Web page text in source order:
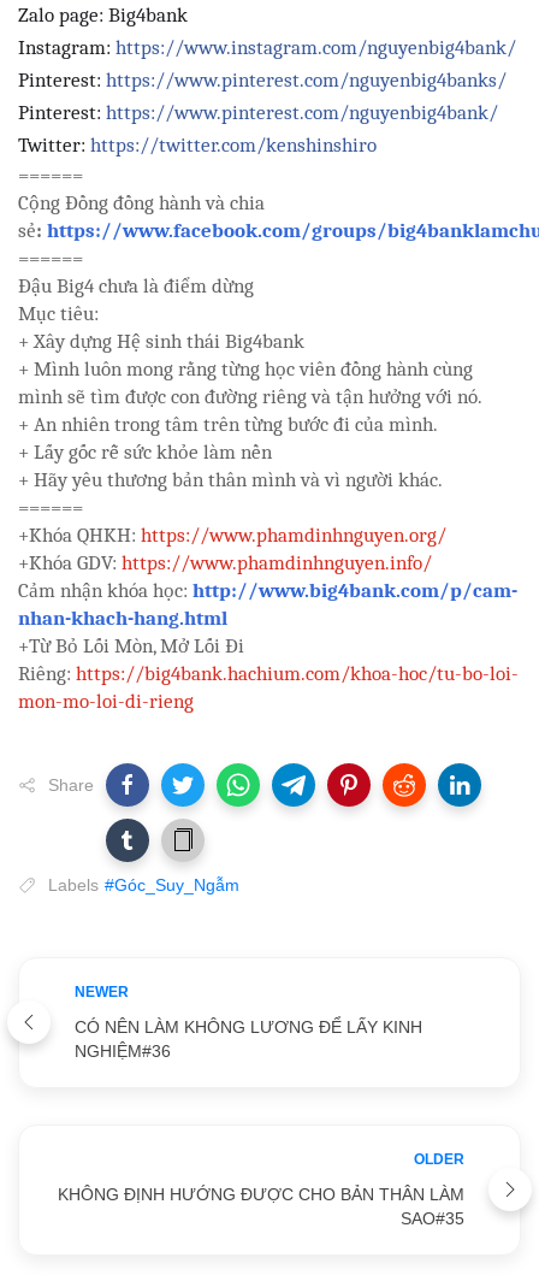
Zalo page: Big4bank
Instagram: https://www.instagram.com/nguyenbig4bank/
Pinterest: https://www.pinterest.com/nguyenbig4banks/
Pinterest: https://www.pinterest.com/nguyenbig4bank/
Twitter: https://twitter.com/kenshinshiro
======
Cộng Đồng đồng hành và chia
sẻ: https://www.facebook.com/groups/
======
Đậu Big4 chưa là điểm dừng
Mục tiêu:
+ Xây dựng Hệ sinh thái Big4bank
+ Mình luôn mong rằng từng học viên đồng hành cùng
mình sẽ tìm được con đường riêng và tận hưởng với nó.
+ An nhiên trong tâm trên từng bước đi của mình.
+ Lấy gốc rễ sức khỏe làm nền
+ Hãy yêu thương bản thân mình và vì người khác.
======
+Khóa QHKH: https://www.phamdinhnguyen.org/
+Khóa GDV: https://www.phamdinhnguyen.info/
Cảm nhận khóa học: http://www.big4bank.com/p/cam-
nhan-khach-hang.html
+Từ Bỏ Lối Mòn, Mở Lối Đi
Riêng: https://big4bank.hachium.com/khoa-hoc/tu-bo-loi-
mon-mo-loi-di-rieng
Share
Labels #Góc_Suy_Ngẫm
NEWER
CÓ NÊN LÀM KHÔNG LƯƠNG ĐỂ LẤY KINH
NGHIỆM#36
OLDER
KHÔNG ĐỊNH HƯỚNG ĐƯỢC CHO BẢN THÂN LÀM
SAO#35